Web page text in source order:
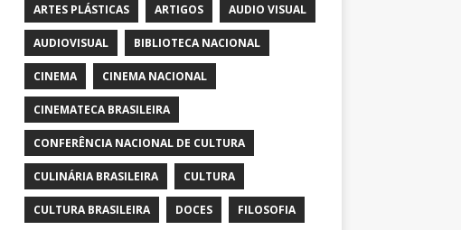
ARTES PLÁSTICAS ARTIGOS AUDIO VISUAL
AUDIOVISUAL BIBLIOTECA NACIONAL
CINEMA CINEMA NACIONAL
CINEMATECA BRASILEIRA
CONFERÊNCIA NACIONAL DE CULTURA
CULINÁRIA BRASILEIRA CULTURA
CULTURA BRASILEIRA DOCES FILOSOFIA